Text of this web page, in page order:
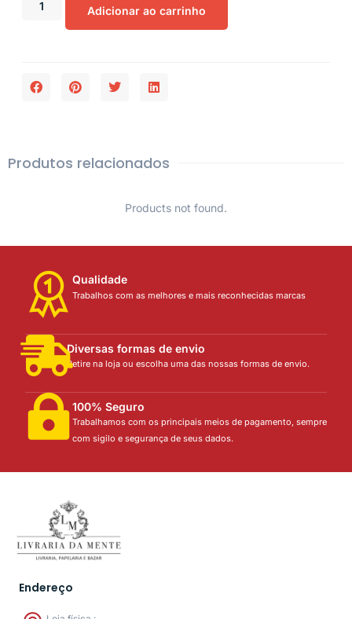
Adicionar ao carrinho
Produtos relacionados
Products not found.
Qualidade
Trabalhos com as melhores e mais reconhecidas marcas
Diversas formas de envio
Retire na loja ou escolha uma das nossas formas de envio.
100% Seguro
Trabalhamos com os principais meios de pagamento, sempre
com sigilo e segurança de seus dados.
Endereço